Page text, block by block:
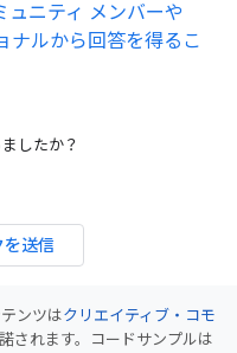
ュニティ メンバーや
ナルから回答を得るこ
したか？
を送信
ンツはクリエイティブ・コモ
されます。コードサンプルは